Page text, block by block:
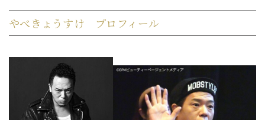
やべきょうすけ プロフィール